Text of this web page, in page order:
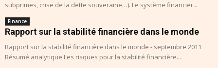
subprimes, crise de la dette souveraine…). Le système financier...
Finance
Rapport sur la stabilité financière dans le monde
Rapport sur la stabilité financière dans le monde - septembre 2011
Résumé analytique Les risques pour la stabilité financière...